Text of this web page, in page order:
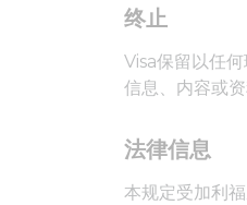
终止
Visa保留以任
信息、内容或资
法律信息
本规定受加利